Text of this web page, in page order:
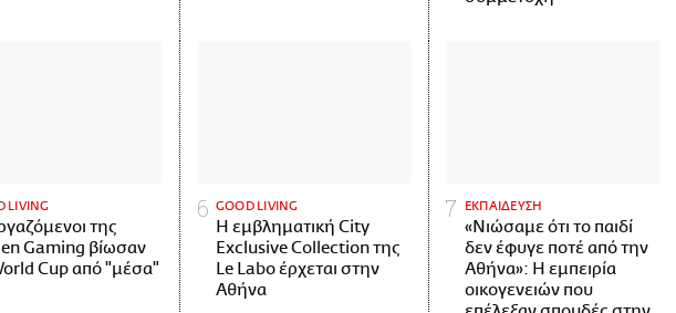
LIVING
της
Gaming βίωσαν
Cup από "μέσα"
GOOD LIVING
Η εμβληματική City
Exclusive Collection της
Le Labo έρχεται στην
Αθήνα
ΕΚΠΑΙΔΕΥΣΗ
«Νιώσαμε ότι το παιδί
δεν έφυγε ποτέ από την
Αθήνα»: Η εμπειρία
οικογενειών που